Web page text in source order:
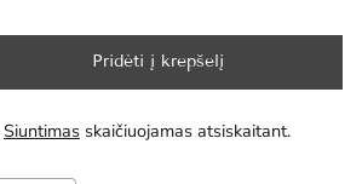
Pridėti į krepšelį
Siuntimas skaičiuojamas atsiskaitant.